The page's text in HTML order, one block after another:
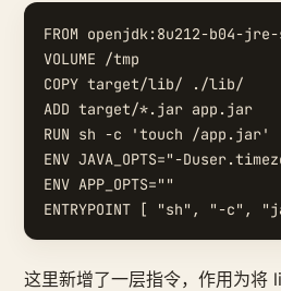
FROM openjdk:8u212-b04-
VOLUME /tmp
COPY target/lib/ ./lib/
ADD target/*.jar app.jar
RUN sh -c 'touch /app.jar'
ENV JAVA_OPTS="-
ENV APP_OPTS=""
这里新增了一层指令，作用为将